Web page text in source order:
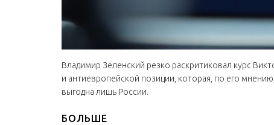
Владимир Зеленский резко раскритиковал курс
и антиевропейской позиции, которая, по его
выгодна лишь России.
БОЛЬШЕ